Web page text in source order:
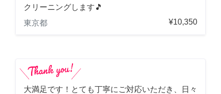
クリーニングします🎵
東京都
¥10,350
大満足です！とても丁寧にご対応いただき、日々